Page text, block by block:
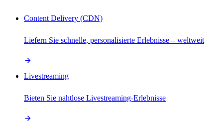
Content Delivery (CDN)
Liefern Sie schnelle, personalisierte Erlebnisse – weltweit
Livestreaming
Bieten Sie nahtlose Livestreaming-Erlebnisse